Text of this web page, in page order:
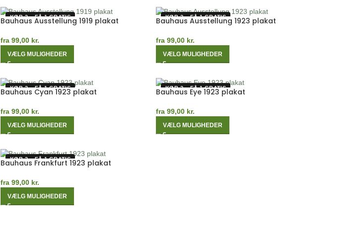
KØB 2 – FÅ 1 GRATIS
Bauhaus Ausstellung 1919 plakat
fra 99,00 kr.
VÆLG MULIGHEDER
KØB 2 – FÅ 1 GRATIS
Bauhaus Ausstellung 1923 plakat
fra 99,00 kr.
VÆLG MULIGHEDER
KØB 2 – FÅ 1 GRATIS
Bauhaus Cyan 1923 plakat
fra 99,00 kr.
VÆLG MULIGHEDER
KØB 2 – FÅ 1 GRATIS
Bauhaus Eye 1923 plakat
fra 99,00 kr.
VÆLG MULIGHEDER
KØB 2 – FÅ 1 GRATIS
Bauhaus Frankfurt 1923 plakat
fra 99,00 kr.
VÆLG MULIGHEDER